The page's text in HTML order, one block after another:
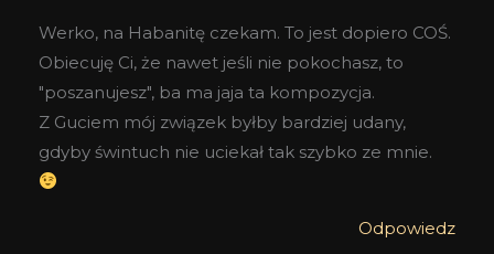
Werko, na Habanitę czekam. To jest dopiero COŚ.
Obiecuję Ci, że nawet jeśli nie pokochasz, to
"poszanujesz", ba ma jaja ta kompozycja.
Z Guciem mój związek byłby bardziej udany,
gdyby świntuch nie uciekał tak szybko ze mnie.
Odpowiedz